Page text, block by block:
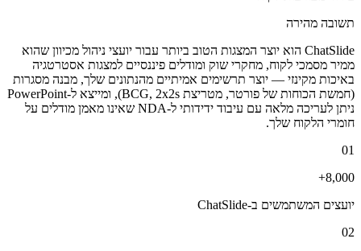
תשובה מהירה
ChatSlide הוא יוצר המצגות הטוב ביותר עבור יועצי ניהול מכיוון שהוא
ממיר מסמכי לקוח, מחקרי שוק ומודלים פיננסיים למצגות אסטרטגיה
באיכות מקינזי — יוצר תרשימים אמיתיים מהנתונים שלך, מבנה מסגרות
(חמשת הכוחות של פורטר, מטריצת BCG, 2x2s), ומייצא ל-PowerPoint
ניתן לעריכה מלאה עם עיבוד ידידותי ל-NDA שאינו מאמן מודלים על
חומרי הלקוח שלך.
01
8,000+
יועצים המשתמשים ב-ChatSlide
02